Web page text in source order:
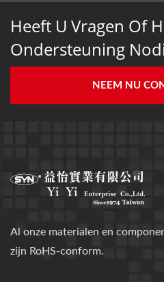
Heeft U Vragen Of
Ondersteuning
NEEM NU
Al onze materialen en
zijn RoHS-conform.